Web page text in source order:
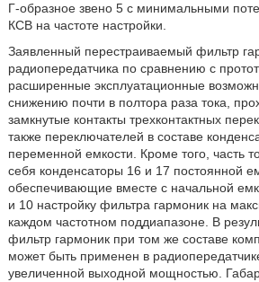
Г-образное звено 5 с минимальными
КСВ на частоте настройки.
Заявленный перестраиваемый фильтр
радиопередатчика по сравнению с
расширенные эксплуатационные
снижению почти в полтора раза тока,
замкнутые контакты трехконтактных
также переключателей в составе
переменной емкости. Кроме того, часть
себя конденсаторы 16 и 17 постоянной
обеспечивающие вместе с начальной
и 10 настройку фильтра гармоник на
каждом частотном поддиапазоне. В
фильтр гармоник при том же составе
может быть применен в
увеличенной выходной мощностью.